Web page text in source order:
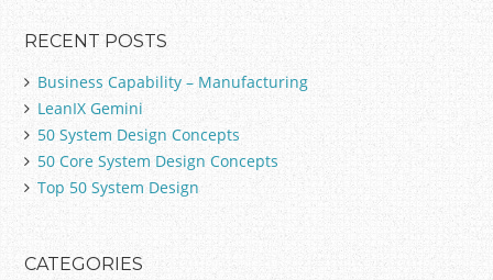
RECENT POSTS
Business Capability – Manufacturing
LeanIX Gemini
50 System Design Concepts
50 Core System Design Concepts
Top 50 System Design
CATEGORIES